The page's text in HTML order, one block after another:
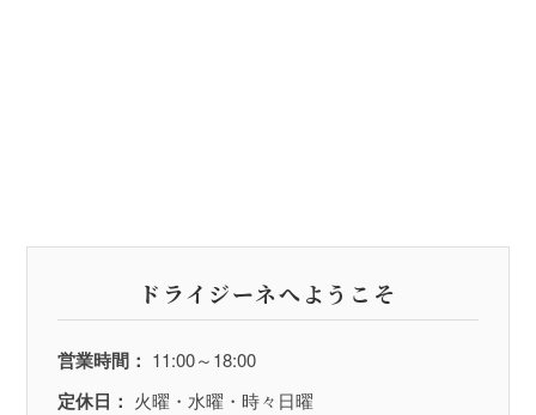
ドライジーネへようこそ
営業時間： 11:00～18:00
定休日： 火曜・水曜・時々日曜